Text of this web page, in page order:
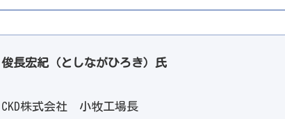
俊長宏紀（としながひろき）氏
CKD株式会社 小牧工場長